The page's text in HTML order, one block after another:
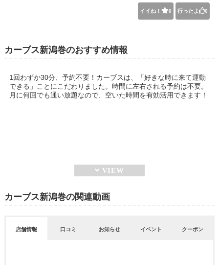
イイね！ 0 行ったよ 0
カーブス新潟巻のおすすめ情報
1回わずか30分、予約不要！カーブスは、「好きな時に来て運動
できる」ことにこだわりました。時間に左右される予約は不要。
月に何回でも通い放題なので、空いた時間を有効活用できます！
カーブス新潟巻の関連動画
店舗情報 口コミ お知らせ イベント クーポン